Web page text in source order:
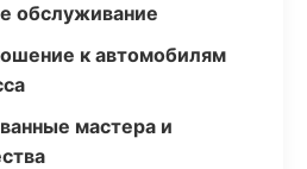
обслуживание
к автомобилям
мастера и